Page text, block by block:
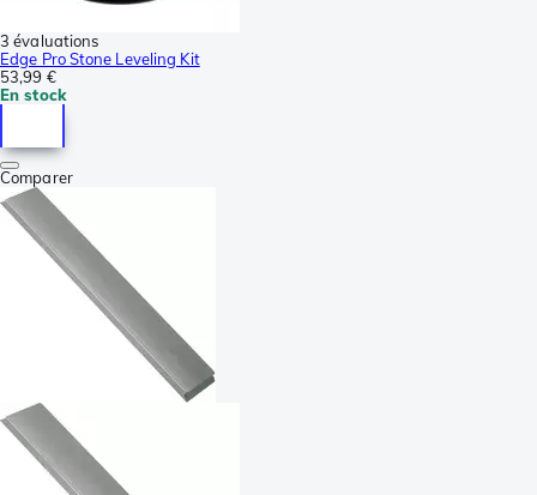
3 évaluations
Edge Pro Stone Leveling Kit
53,99 €
En stock
Comparer